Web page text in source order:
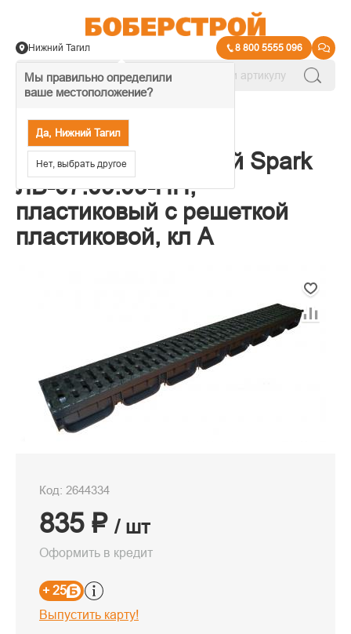
Мы правильно определили
ваше местоположение?
Да, Нижний Тагил
Нет, выбрать другое
Нижний Тагил 8 800 5555 096
Лоток водоотводный Spark
ЛВ-07.09.09-ПП,
пластиковый с решеткой
пластиковой, кл А
Код: 2644334
835 ₽ / шт
Оформить в кредит
+ 25
Выпустить карту!